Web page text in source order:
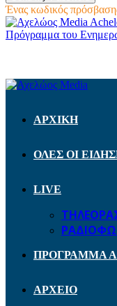
Ένας κωδικός
Πρόγραμμα του
ΑΡΧΙΚΗ
ΟΛΕΣ ΟΙ
LIVE
ΠΡΟΓΡΑΜΜΑ
ΑΡΧΕΙΟ